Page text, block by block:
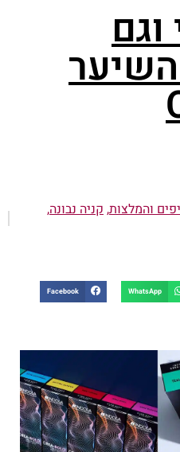
וגם
והמלצות, קניה נבונה,
WhatsApp
Facebook